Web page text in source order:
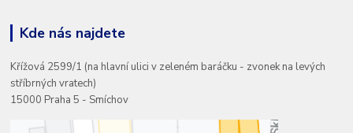
Kde nás najdete
Křížová 2599/1 (na hlavní ulici v zeleném baráčku - zvonek na levých
stříbrných vratech)
15000 Praha 5 - Smíchov